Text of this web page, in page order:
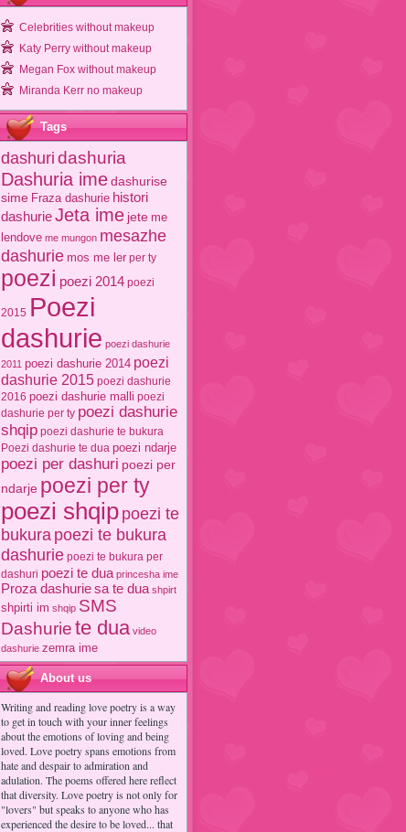
Celebrities without makeup
Katy Perry without makeup
Megan Fox without makeup
Miranda Kerr no makeup
Tags
dashuridashuria
Dashuria imedashurise
sime Fraza dashurie histori
dashurieJeta ime jete me
lendove me mungon mesazhe
dashurie mos me ler per ty
poezi poezi 2014 poezi
2015 Poezi
dashurie poezi dashurie
2011 poezi dashurie 2014 poezi
dashurie 2015 poezi dashurie
2016 poezi dashurie malli poezi
dashurie per ty poezi dashurie
shqip poezi dashurie te bukura
Poezi dashurie te dua poezi ndarje
poezi per dashuri poezi per
ndarje poezi per ty
poezi shqip poezi te
bukura poezi te bukura
dashurie poezi te bukura per
dashuri poezi te dua princesha ime
Proza dashuriesa te dua shpirt
shpirti im shqip SMS
Dashuriete dua video
dashurie zemra ime
About us
Writing and reading love poetry is a way
to get in touch with your inner feelings
about the emotions of loving and being
loved. Love poetry spans emotions from
hate and despair to admiration and
adulation. The poems offered here reflect
that diversity. Love poetry is not only for
"lovers" but speaks to anyone who has
experienced the desire to be loved... that